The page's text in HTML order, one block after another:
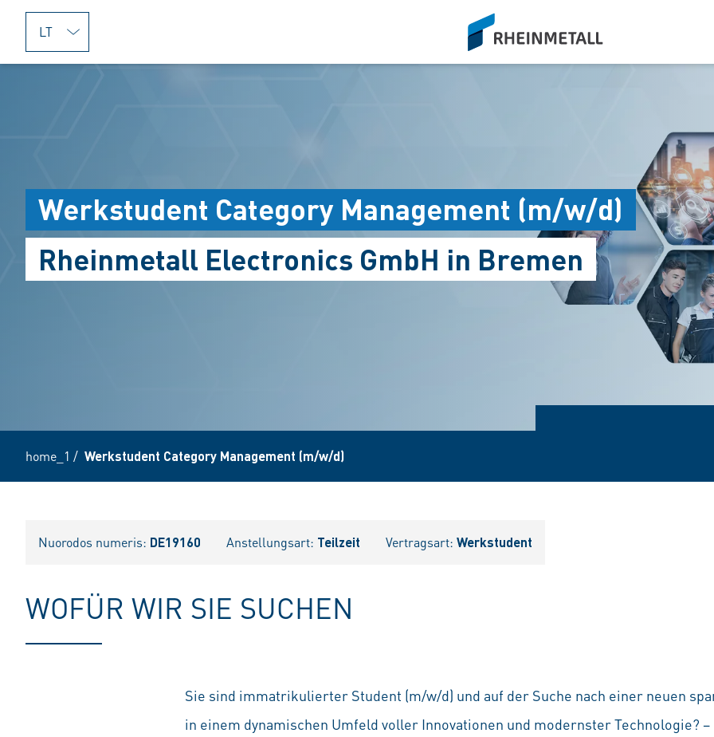
jumpToMain
siteLogo
Werkstudent Category Management (m/w/d)
Rheinmetall Electronics GmbH in Bremen
home_1 / Werkstudent Category Management (m/w/d)
Nuorodos numeris: DE19160 Anstellungsart: Teilzeit Vertragsart: Werkstudent
WOFÜR WIR SIE SUCHEN
Sie sind immatrikulierter Student (m/w/d) und auf der Suche nach einer neuen
in einem dynamischen Umfeld voller Innovationen und modernster Technologie? –